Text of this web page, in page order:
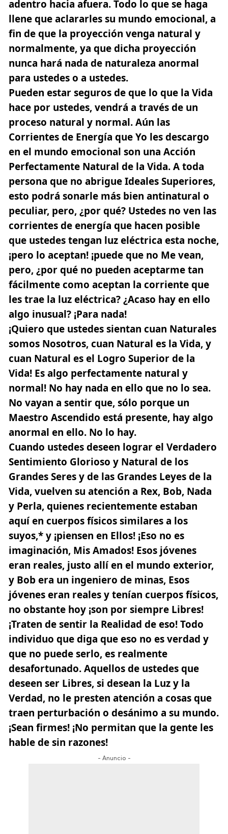
adentro hacia afuera. Todo lo que se haga
llene que aclararles su mundo emocional, a
fin de que la proyección venga natural y
normalmente, ya que dicha proyección
nunca hará nada de naturaleza anormal
para ustedes o a ustedes.
Pueden estar seguros de que lo que la Vida
hace por ustedes, vendrá a través de un
proceso natural y normal. Aún las
Corrientes de Energía que Yo les descargo
en el mundo emocional son una Acción
Perfectamente Natural de la Vida. A toda
persona que no abrigue Ideales Superiores,
esto podrá sonarle más bien antinatural o
peculiar, pero, ¿por qué? Ustedes no ven las
corrientes de energía que hacen posible
que ustedes tengan luz eléctrica esta noche,
¡pero lo aceptan! ¡puede que no Me vean,
pero, ¿por qué no pueden aceptarme tan
fácilmente como aceptan la corriente que
les trae la luz eléctrica? ¿Acaso hay en ello
algo inusual? ¡Para nada!
¡Quiero que ustedes sientan cuan Naturales
somos Nosotros, cuan Natural es la Vida, y
cuan Natural es el Logro Superior de la
Vida! Es algo perfectamente natural y
normal! No hay nada en ello que no lo sea.
No vayan a sentir que, sólo porque un
Maestro Ascendido está presente, hay algo
anormal en ello. No lo hay.
Cuando ustedes deseen lograr el Verdadero
Sentimiento Glorioso y Natural de los
Grandes Seres y de las Grandes Leyes de la
Vida, vuelven su atención a Rex, Bob, Nada
y Perla, quienes recientemente estaban
aquí en cuerpos físicos similares a los
suyos,* y ¡piensen en Ellos! ¡Eso no es
imaginación, Mis Amados! Esos jóvenes
eran reales, justo allí en el mundo exterior,
y Bob era un ingeniero de minas, Esos
jóvenes eran reales y tenían cuerpos físicos,
no obstante hoy ¡son por siempre Libres!
¡Traten de sentir la Realidad de eso! Todo
individuo que diga que eso no es verdad y
que no puede serlo, es realmente
desafortunado. Aquellos de ustedes que
deseen ser Libres, si desean la Luz y la
Verdad, no le presten atención a cosas que
traen perturbación o desánimo a su mundo.
¡Sean firmes! ¡No permitan que la gente les
hable de sin razones!
- Anuncio -